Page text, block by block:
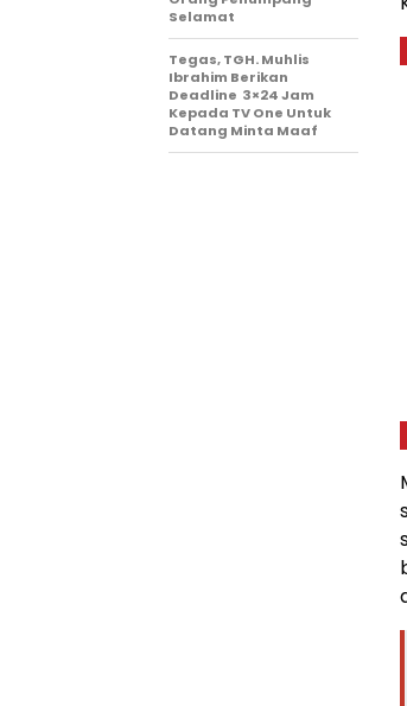
Selamat
Tegas, TGH. Muhlis
Ibrahim Berikan
Deadline 3×24 Jam
Kepada TV One Untuk
Datang Minta Maaf